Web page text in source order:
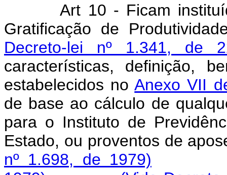
Art 10 - Ficam
Gratificação de
Decreto-lei nº 1.341, de
características, definição,
estabelecidos noAnexo VII
de base ao cálculo de
para o Instituto de
Estado, ou proventos
nº 1.698, de 1979)